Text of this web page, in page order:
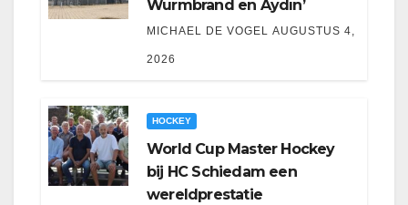
Wurmbrand en Aydın’
MICHAEL DE VOGEL AUGUSTUS 4,
2026
HOCKEY
World Cup Master Hockey
bij HC Schiedam een
wereldprestatie